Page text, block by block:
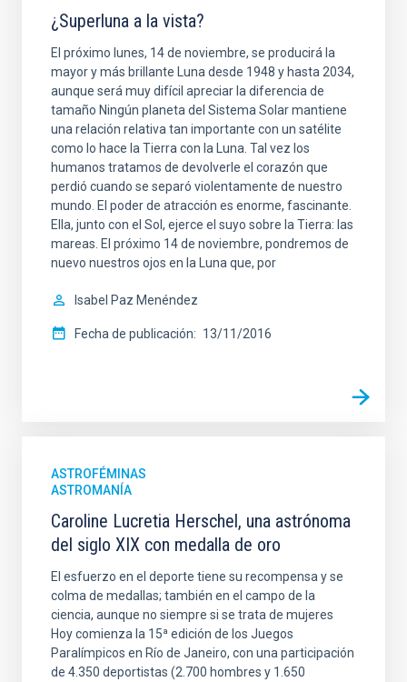
¿Superluna a la vista?
El próximo lunes, 14 de noviembre, se producirá la
mayor y más brillante Luna desde 1948 y hasta 2034,
aunque será muy difícil apreciar la diferencia de
tamaño Ningún planeta del Sistema Solar mantiene
una relación relativa tan importante con un satélite
como lo hace la Tierra con la Luna. Tal vez los
humanos tratamos de devolverle el corazón que
perdió cuando se separó violentamente de nuestro
mundo. El poder de atracción es enorme, fascinante.
Ella, junto con el Sol, ejerce el suyo sobre la Tierra: las
mareas. El próximo 14 de noviembre, pondremos de
nuevo nuestros ojos en la Luna que, por
Isabel Paz Menéndez
Fecha de publicación 13/11/2016
ASTROFÉMINAS
ASTROMANÍA
Caroline Lucretia Herschel, una astrónoma
del siglo XIX con medalla de oro
El esfuerzo en el deporte tiene su recompensa y se
colma de medallas; también en el campo de la
ciencia, aunque no siempre si se trata de mujeres
Hoy comienza la 15ª edición de los Juegos
Paralímpicos en Río de Janeiro, con una participación
de 4.350 deportistas (2.700 hombres y 1.650